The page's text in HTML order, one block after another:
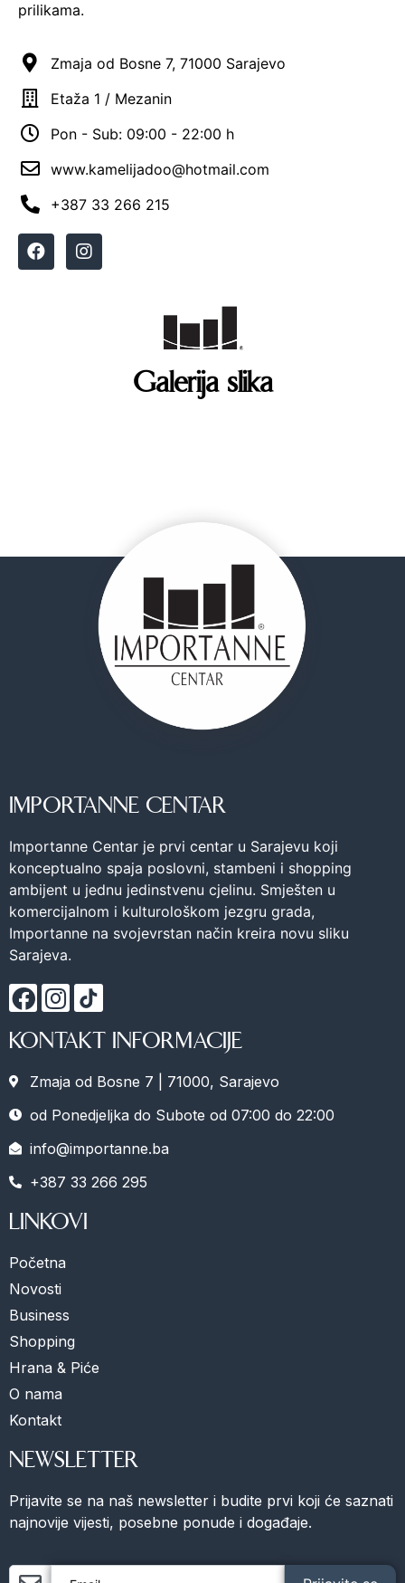
prilikama.
Zmaja od Bosne 7, 71000 Sarajevo
Etaža 1 / Mezanin
Pon - Sub: 09:00 - 22:00 h
www.kamelijadoo@hotmail.com
+387 33 266 215
Galerija slika
IMPORTANNE CENTAR
Importanne Centar je prvi centar u Sarajevu koji
konceptualno spaja poslovni, stambeni i shopping
ambijent u jednu jedinstvenu cjelinu. Smješten u
komercijalnom i kulturološkom jezgru grada,
Importanne na svojevrstan način kreira novu sliku
Sarajeva.
KONTAKT INFORMACIJE
Zmaja od Bosne 7 | 71000, Sarajevo
od Ponedjeljka do Subote od 07:00 do 22:00
info@importanne.ba
+387 33 266 295
LINKOVI
Početna
Novosti
Business
Shopping
Hrana & Piće
O nama
Kontakt
NEWSLETTER
Prijavite se na naš newsletter i budite prvi koji će saznati
najnovije vijesti, posebne ponude i događaje.